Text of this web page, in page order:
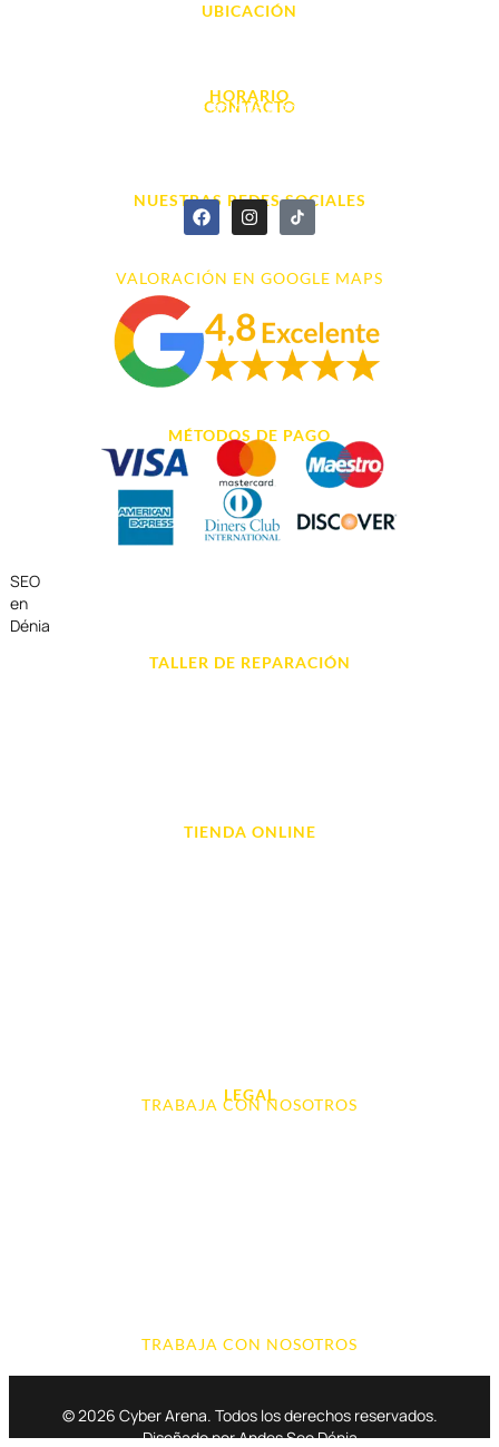
UBICACIÓN
HORARIO
L. - S. 10:00h a 22:00h
CONTACTO
NUESTRAS REDES SOCIALES
VALORACIÓN EN GOOGLE MAPS
MÉTODOS DE PAGO
SEO
en
Dénia
TALLER DE REPARACIÓN
TIENDA ONLINE
LEGAL
TRABAJA CON NOSOTROS
TRABAJA CON NOSOTROS
© 2026 Cyber Arena. Todos los derechos reservados.
Diseñado por Andes Seo Dénia